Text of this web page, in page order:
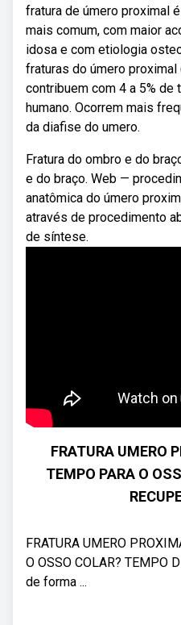
fratura de úmero proximal
mais comum, com maior
idosa e com etiologia
fraturas do úmero
contribuem com 4 a 5%
humano. Ocorrem mais
da diafise do umero.
Fratura do ombro e do
e do braço. Web —
anatômica do úmero
através de procedimento
de síntese.
FRATURA UMERO
TEMPO PARA O
FRATURA UMERO
O OSSO COLAR? TEMPO
de forma ...